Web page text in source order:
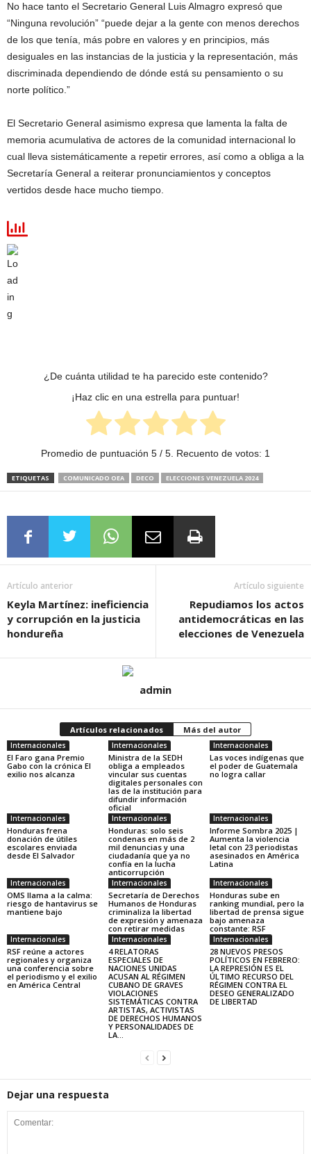
No hace tanto el Secretario General Luis Almagro expresó que
“Ninguna revolución” “puede dejar a la gente con menos derechos
de los que tenía, más pobre en valores y en principios, más
desiguales en las instancias de la justicia y la representación, más
discriminada dependiendo de dónde está su pensamiento o su
norte político.”
El Secretario General asimismo expresa que lamenta la falta de
memoria acumulativa de actores de la comunidad internacional lo
cual lleva sistemáticamente a repetir errores, así como a obliga a la
Secretaría General a reiterar pronunciamientos y conceptos
vertidos desde hace mucho tiempo.
¿De cuánta utilidad te ha parecido este contenido?
¡Haz clic en una estrella para puntuar!
Promedio de puntuación 5 / 5. Recuento de votos: 1
ETIQUETAS COMUNICADO OEA DECO ELECCIONES VENEZUELA 2024
Artículo anterior
Keyla Martínez: ineficiencia
y corrupción en la justicia
hondureña
Artículo siguiente
Repudiamos los actos
antidemocráticas en las
elecciones de Venezuela
admin
Artículos relacionados Más del autor
Internacionales
El Faro gana Premio
Gabo con la crónica El
exilio nos alcanza
Internacionales
Ministra de la SEDH
obliga a empleados
vincular sus cuentas
digitales personales con
las de la institución para
difundir información
oficial
Internacionales
Las voces indígenas que
el poder de Guatemala
no logra callar
Internacionales
Honduras frena
donación de útiles
escolares enviada
desde El Salvador
Internacionales
Honduras: solo seis
condenas en más de 2
mil denuncias y una
ciudadanía que ya no
confía en la lucha
anticorrupción
Internacionales
Informe Sombra 2025 |
Aumenta la violencia
letal con 23 periodistas
asesinados en América
Latina
Internacionales
OMS llama a la calma:
riesgo de hantavirus se
mantiene bajo
Internacionales
Secretaría de Derechos
Humanos de Honduras
criminaliza la libertad
de expresión y amenaza
con retirar medidas
Internacionales
Honduras sube en
ranking mundial, pero la
libertad de prensa sigue
bajo amenaza
constante: RSF
Internacionales
RSF reúne a actores
regionales y organiza
una conferencia sobre
el periodismo y el exilio
en América Central
Internacionales
4 RELATORAS
ESPECIALES DE
NACIONES UNIDAS
ACUSAN AL RÉGIMEN
CUBANO DE GRAVES
VIOLACIONES
SISTEMÁTICAS CONTRA
ARTISTAS, ACTIVISTAS
DE DERECHOS HUMANOS
Y PERSONALIDADES DE
LA...
Internacionales
28 NUEVOS PRESOS
POLÍTICOS EN FEBRERO:
LA REPRESIÓN ES EL
ÚLTIMO RECURSO DEL
RÉGIMEN CONTRA EL
DESEO GENERALIZADO
DE LIBERTAD
Dejar una respuesta